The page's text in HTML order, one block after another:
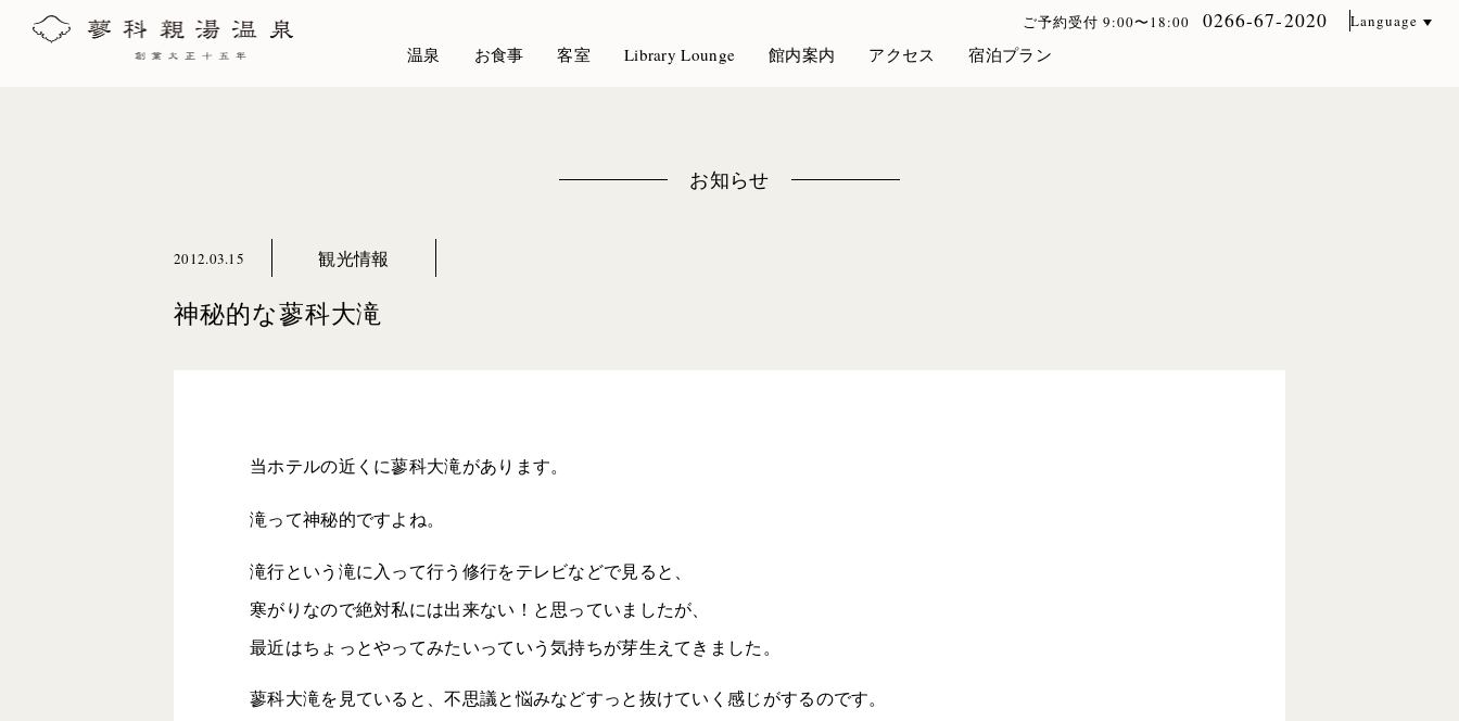
ご予約受付 9:00〜18:00 0266-67-2020 Language
温泉 お食事 客室 Library Lounge 館内案内 アクセス 宿泊プラン
お知らせ
2012.03.15 観光情報
神秘的な蓼科大滝
当ホテルの近くに蓼科大滝があります。
滝って神秘的ですよね。
滝行という滝に入って行う修行をテレビなどで見ると、
寒がりなので絶対私には出来ない！と思っていましたが、
最近はちょっとやってみたいっていう気持ちが芽生えてきました。
蓼科大滝を見ていると、不思議と悩みなどすっと抜けていく感じがするのです。